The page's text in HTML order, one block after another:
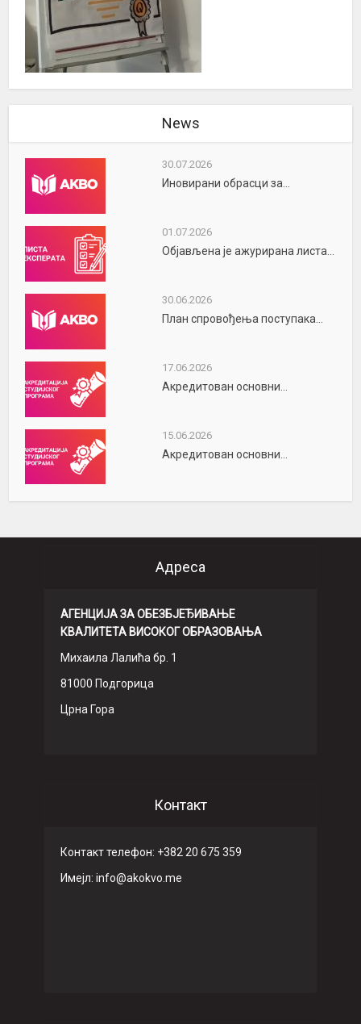
News
30.07.2026
Иновирани обрасци за...
01.07.2026
Објављена је ажурирана листа...
30.06.2026
План спровођења поступака...
17.06.2026
Акредитован основни...
15.06.2026
Акредитован основни...
Адреса
АГЕНЦИЈА ЗА ОБЕЗБЈЕЂИВАЊЕ
КВАЛИТЕТА ВИСОКОГ ОБРАЗОВАЊА
Михаила Лалића бр. 1
81000 Подгорица
Црна Гора
Контакт
Контакт телефон: +382 20 675 359
Имeјл: info@akokvo.me